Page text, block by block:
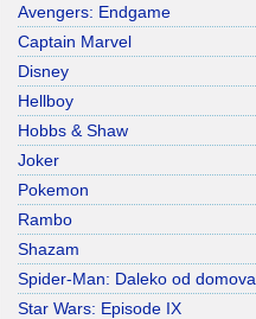
Avengers: Endgame
Captain Marvel
Disney
Hellboy
Hobbs & Shaw
Joker
Pokemon
Rambo
Shazam
Spider-Man: Daleko od domova
Star Wars: Episode IX